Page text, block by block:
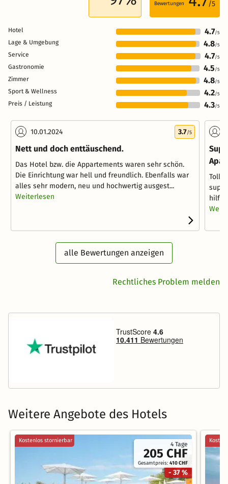
Bewertungen
/5
Hotel 4.7/5
Lage & Umgebung 4.8/5
Service 4.7/5
Gastronomie 4.5 /5
Zimmer 4.8/5
Sport & Wellness 4.2/5
Preis / Leistung 4.3/5
10.01.2024 3.7/5
Nett und doch enttäuschend.
Das Hotel bzw. die Appartements waren sehr schön.
Die Einrichtung war hell und freundlich. Ebenfalls war
alles sehr modern, neu und hochwertig ausgest...
Weiterlesen
Tolle
alle Bewertungen anzeigen
Rechtliches Problem melden
Weitere Angebote des Hotels
4 Tage
205 CHF
Gesamtpreis:410 CHF
- 37 %
Kostenlos stornierbar